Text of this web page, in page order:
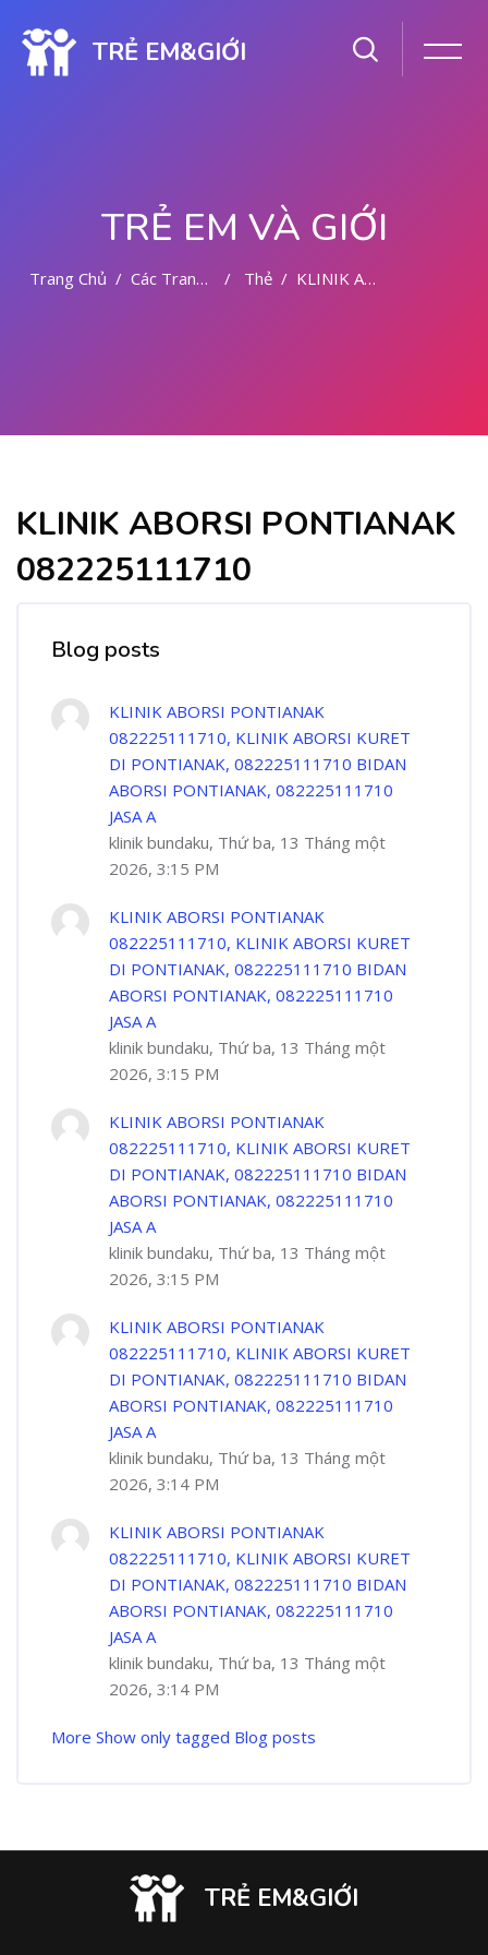
TRẺ EM&GIỚI
TRẺ EM VÀ GIỚI
Trang Chủ Các Trang Của Hệ Thống Thẻ KLINIK ABORSI PONTIANAK 082225111710
KLINIK ABORSI PONTIANAK
082225111710
Blog posts
KLINIK ABORSI PONTIANAK
082225111710, KLINIK ABORSI KURET
DI PONTIANAK, 082225111710 BIDAN
ABORSI PONTIANAK, 082225111710
JASA A
klinik bundaku, Thứ ba, 13 Tháng một
2026, 3:15 PM
KLINIK ABORSI PONTIANAK
082225111710, KLINIK ABORSI KURET
DI PONTIANAK, 082225111710 BIDAN
ABORSI PONTIANAK, 082225111710
JASA A
klinik bundaku, Thứ ba, 13 Tháng một
2026, 3:15 PM
KLINIK ABORSI PONTIANAK
082225111710, KLINIK ABORSI KURET
DI PONTIANAK, 082225111710 BIDAN
ABORSI PONTIANAK, 082225111710
JASA A
klinik bundaku, Thứ ba, 13 Tháng một
2026, 3:15 PM
KLINIK ABORSI PONTIANAK
082225111710, KLINIK ABORSI KURET
DI PONTIANAK, 082225111710 BIDAN
ABORSI PONTIANAK, 082225111710
JASA A
klinik bundaku, Thứ ba, 13 Tháng một
2026, 3:14 PM
KLINIK ABORSI PONTIANAK
082225111710, KLINIK ABORSI KURET
DI PONTIANAK, 082225111710 BIDAN
ABORSI PONTIANAK, 082225111710
JASA A
klinik bundaku, Thứ ba, 13 Tháng một
2026, 3:14 PM
More Show only tagged Blog posts
TRẺ EM&GIỚI